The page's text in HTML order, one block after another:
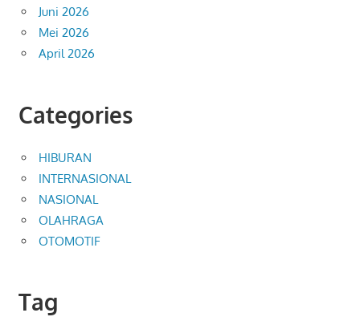
Juni 2026
Mei 2026
April 2026
Categories
HIBURAN
INTERNASIONAL
NASIONAL
OLAHRAGA
OTOMOTIF
Tag